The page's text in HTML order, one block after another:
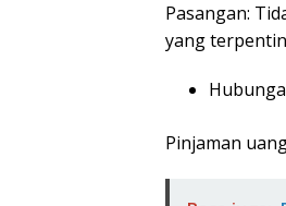
Pasangan:
yang
Pinjaman